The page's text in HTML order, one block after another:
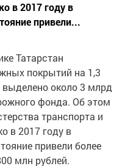
в 2017 году в
привели...
Татарстан
покрытий на 1,3
около 3 млрд
фонда. Об этом
транспорта и
в 2017 году в
привели более
млн рублей.